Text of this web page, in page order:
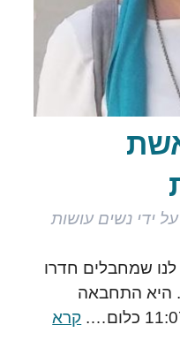
אשת
על ידי נשים עושות
לנו שמחבלים חדרו
היא התחבאה
קרא